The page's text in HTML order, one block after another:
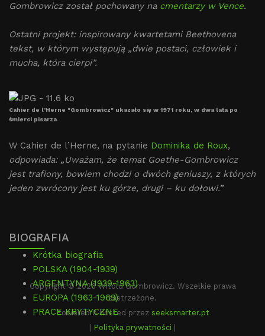
Gombrowicz został pochowany na cmentarzy w Vence.
Ostatni projekt: inspirowany kwartetami Beethovena
tekst, w którym występują „dwie postaci, człowiek i
mucha, która cierpi”.
Cahier de l’Herne "Gombrowicz" ukazało się w 1971 roku, w dwa lata po
śmierci pisarza.
W Cahier de l’Herne, na pytanie Dominika de Roux,
odpowiada: „Uważam, że temat Goethe-Gombrowicz
jest trafiony, bowiem chodzi o dwóch geniuszy, z których
jeden zwrócony jest ku górze, drugi – ku dołowi.”
BIOGRAFIA
Krótka biografia
POLSKA (1904-1939)
ARGENTYNA (1939-1963)
EUROPA (1963-1969)
PRACE KRYTYCZNE
Copyright © 2026 Witold Gombrowicz. Wszelkie prawa
zastrzeżone.
Powered & hosted przez seeksmarter.pt
Polityka prywatności